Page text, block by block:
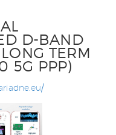
D-BAND
TERM
5G PPP)​